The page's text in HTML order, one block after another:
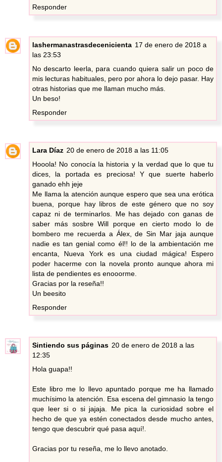
Responder
lashermanastrasdecenicienta 17 de enero de 2018 a
las 23:53
No descarto leerla, para cuando quiera salir un poco de
mis lecturas habituales, pero por ahora lo dejo pasar. Hay
otras historias que me llaman mucho más.
Un beso!
Responder
Lara Díaz 20 de enero de 2018 a las 11:05
Hooola! No conocía la historia y la verdad que lo que tu
dices, la portada es preciosa! Y que suerte haberlo
ganado ehh jeje
Me llama la atención aunque espero que sea una erótica
buena, porque hay libros de este género que no soy
capaz ni de terminarlos. Me has dejado con ganas de
saber más sosbre Will porque en cierto modo lo de
bombero me recuerda a Álex, de Sin Mar jaja aunque
nadie es tan genial como él!! lo de la ambientación me
encanta, Nueva York es una ciudad mágica! Espero
poder hacerme con la novela pronto aunque ahora mi
lista de pendientes es enooorme.
Gracias por la reseña!!
Un beesito
Responder
Sintiendo sus páginas 20 de enero de 2018 a las
12:35
Hola guapa!!
Este libro me lo llevo apuntado porque me ha llamado
muchísimo la atención. Esa escena del gimnasio la tengo
que leer si o si jajaja. Me pica la curiosidad sobre el
hecho de que ya estén conectados desde mucho antes,
tengo que descubrir qué pasa aquí!.
Gracias por tu reseña, me lo llevo anotado.